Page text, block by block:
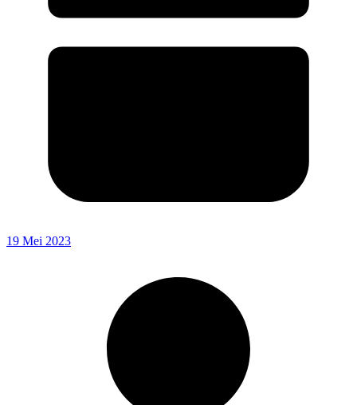
19 Mei 2023